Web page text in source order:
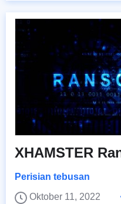
XHAMSTER
Perisian tebusan
Oktober 11, 2022